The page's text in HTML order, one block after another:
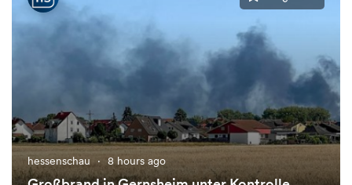
hessenschau · 8 hours ago